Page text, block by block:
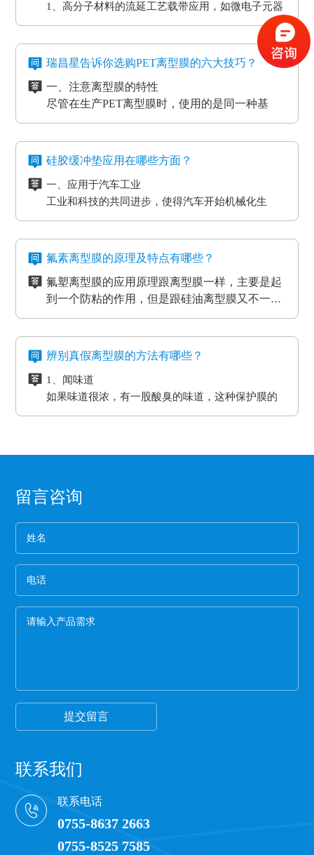
型膜主要是应用于高温胶带、金手指复合模切加工
工艺。
非硅离型膜的适用范围有热溶胶、HC的转印纸、微
粘胶以及微粘胶保护膜生产加工用离型膜。除此之
外，因其剥离力较重，在生产加工极其细微的构件
时，能够 具有很好的避免 离型膜挪动或掉下来的功
四、防静电离型膜是干什么用的？
在信息时代，电磁波会对没经屏蔽掉的敏感度电子
的影响，导致数据信息失真、通讯混乱。而电流的
磁效应和磨擦产生的静电感应对各种各样敏感元
电积累产生髙压放电，其严重后果将是毁灭性的，
因此防静电离型膜也很重要。
1、高分子材料的流延工艺载带应用，如微电子元器
件
3、各种多层印刷线路板行业的层压工艺应用
5、PCB/PCL应用
6、光电模切冲型行业应用
PET离型膜的质量要求也不一样：
如普通模切冲型对PET离型膜的要求是厚度均匀剥离
力稳定。
要求。
高分子材料在耐温性的同时还要考虑到耐化学试剂
应等。
瑞昌星告诉你选购PET离型膜的六大技巧？
一、注意离型膜的特性
尽管在生产PET离型膜时，使用的是同一种基
材，但是使用不一样的离型剂，就会得到不一样
重。
尽管每个品牌的离型膜在价格上都会有一些差
所以要想得到物美价廉的离型膜，就要对多个品
牌的产品进行比较，在材质、工艺、质量等方面
都相同的情况下选择性价比最高的离型膜。
三、看使用情况
购买离型膜的目的是为了发挥其性能，满足使用
需求。质量再好的离型膜若使用在不正确的地
方，其性能也不能得到更好的发挥。
四、看生产厂家
一般品牌大、评价高的正规PET离型膜生产厂家
而且生产规模也比较大，因而具有一定的基础
性、技术性和规模性。
五、看产品价格
不同品牌、不同厂家的PET离型膜在其价格上都
会有些差异，而且国内的与进口的离型膜在其价
格上也会有很大的差异。
六、注意离型膜的使用范围
企业选购离型膜的主要目的就是为了满足产品的
生产需要，所以一定要根据离型膜的使用范围来
进行选择，要确保能够符合企业产品的生产要
硅胶缓冲垫应用在哪些方面？
一、应用于汽车工业
工业和科技的共同进步，使得汽车开始机械化生
产。在汽车工厂当中，数条流水线之间分布着许许
摩擦和损耗，所以经常会在机器的连接处使用缓冲
机器，减小损耗。
物流装卸货的过程中会格外重视运输货物的完整
能导致物品损坏。而目前市场上最受欢迎的缓冲垫
具有弹性好、质地紧密、耐高温以及抗冲力强的特
点，用在物流装卸平台上可以起到保护货物的作
用。
三、应用于热压机强化过程
想让地板、木门和家具更耐用，就需要使用热压机
强化。而在这个过程中也需要缓冲垫。缓冲垫会装
在模板和热压板之间，起到均匀传递热压板工作温
度和工作压力的作用。而且使用缓冲垫还可以使纸
的效果。另外硅胶缓冲垫还可以保护模板、弥补压
板误差保证热压机的正常工作。
氟素离型膜的原理及特点有哪些？
氟塑离型膜的应用原理跟离型膜一样，主要是起
到一个防粘的作用，但是跟硅油离型膜又不一
样，氟在氟塑离型膜里面是以一种氟化物的形式
在耐高温胶带的基材分很多种（PET,聚酰亚胺）
硅胶的胶水跟硅油离型膜同属矽利康的类别，时
间长了会产生各方面的反应就是贴死。
氟塑离型膜主要应用于高温胶，硅胶双面胶贴
等；模切加工成其它任何形状，用于一些特殊用
氟素离型膜的特点：
耐湿性，防潮、防油，起到产品的隔离作用。
二、良好的耐高温性能、平滑度和强度。
三、氟塑离型膜可以防止预浸料粘连，又可以保
辨别真假离型膜的方法有哪些？
1、闻味道
如果味道很浓，有一股酸臭的味道，这种保护膜的
保持力非常差。
保护膜按照常规就应该卷得整齐，这样的保护膜没
概率非常高,强度差。
膜硬的保护膜一般都比较次，而且由于膜厚，实际
米数会减少。好的保护膜所选用的薄膜都比较柔
联系我们
联系电话
0755-8637 2663
0755-8525 7585
留言咨询
提交留言